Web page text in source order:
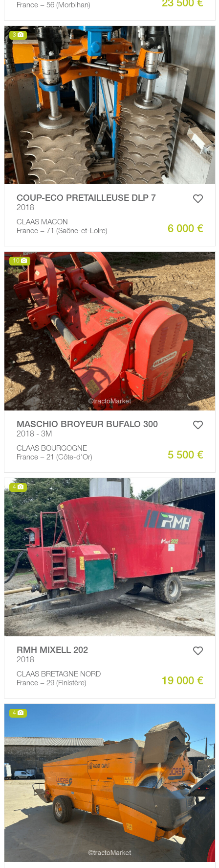
France − 56 (Morbihan)
23 500 €
3
COUP-ECO PRETAILLEUSE DLP 7
2018
CLAAS MACON
France − 71 (Saône-et-Loire)
6 000 €
10
MASCHIO BROYEUR BUFALO 300
2018 - 3M
CLAAS BOURGOGNE
France − 21 (Côte-d'Or)
5 500 €
4
RMH MIXELL 202
2018
CLAAS BRETAGNE NORD
France − 29 (Finistère)
19 000 €
4